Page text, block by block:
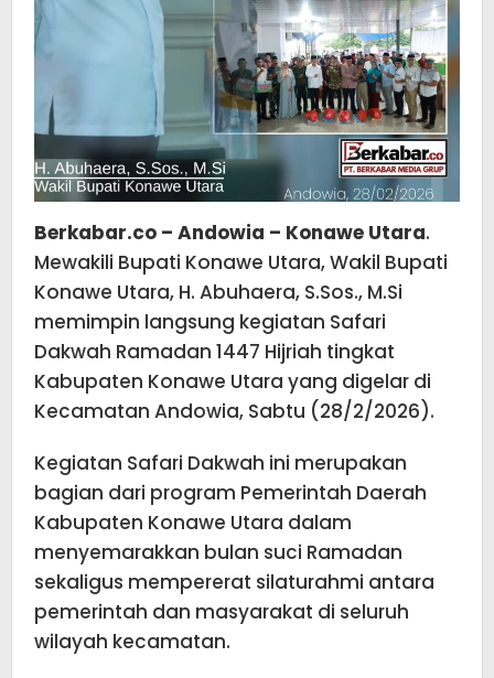
Berkabar.co – Andowia – Konawe Utara.
Mewakili Bupati Konawe Utara, Wakil Bupati
Konawe Utara, H. Abuhaera, S.Sos., M.Si
memimpin langsung kegiatan Safari
Dakwah Ramadan 1447 Hijriah tingkat
Kabupaten Konawe Utara yang digelar di
Kecamatan Andowia, Sabtu (28/2/2026).
Kegiatan Safari Dakwah ini merupakan
bagian dari program Pemerintah Daerah
Kabupaten Konawe Utara dalam
menyemarakkan bulan suci Ramadan
sekaligus mempererat silaturahmi antara
pemerintah dan masyarakat di seluruh
wilayah kecamatan.